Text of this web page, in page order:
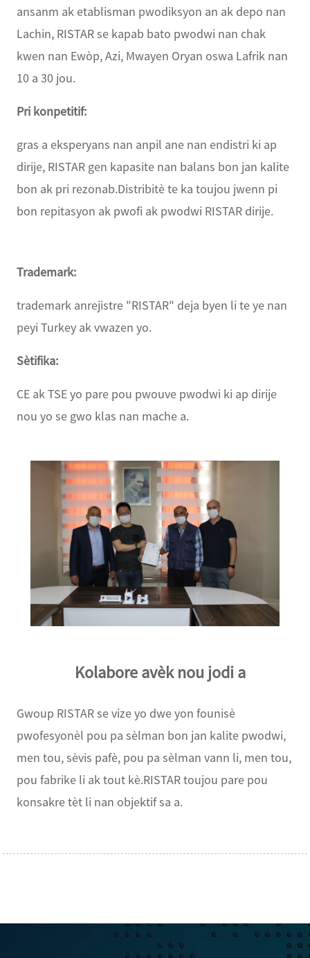
ansanm ak etablisman pwodiksyon an ak depo nan
Lachin, RISTAR se kapab bato pwodwi nan chak
kwen nan Ewòp, Azi, Mwayen Oryan oswa Lafrik nan
10 a 30 jou.
Pri konpetitif:
gras a eksperyans nan anpil ane nan endistri ki ap
dirije, RISTAR gen kapasite nan balans bon jan kalite
bon ak pri rezonab.Distribitè te ka toujou jwenn pi
bon repitasyon ak pwofi ak pwodwi RISTAR dirije.
Trademark:
trademark anrejistre "RISTAR" deja byen li te ye nan
peyi Turkey ak vwazen yo.
Sètifika:
CE ak TSE yo pare pou pwouve pwodwi ki ap dirije
nou yo se gwo klas nan mache a.
Kolabore avèk nou jodi a
Gwoup RISTAR se vize yo dwe yon founisè
pwofesyonèl pou pa sèlman bon jan kalite pwodwi,
men tou, sèvis pafè, pou pa sèlman vann li, men tou,
pou fabrike li ak tout kè.RISTAR toujou pare pou
konsakre tèt li nan objektif sa a.